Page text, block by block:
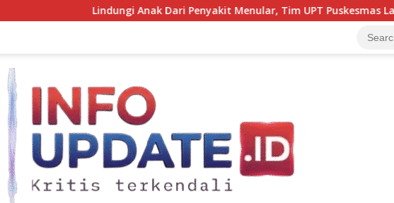
Anak Dari Penyakit Menular, Tim UPT Puskesmas Labbo Laksanakan BIAS